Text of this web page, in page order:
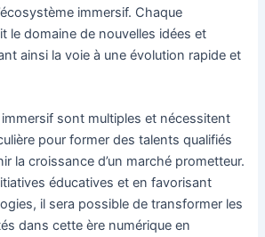
immersif. Chaque
le domaine de nouvelles idées et
ainsi la voie à une évolution rapide et
sont multiples et nécessitent
pour former des talents qualifiés
la croissance d’un marché prometteur.
éducatives et en favorisant
il sera possible de transformer les
dans cette ère numérique en